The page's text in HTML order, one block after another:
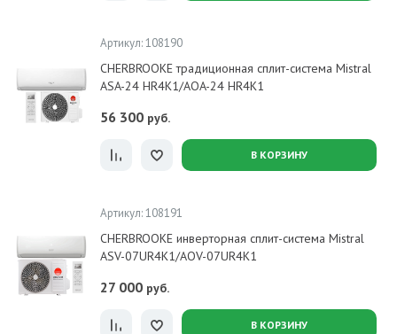
Артикул: 108190
CHERBROOKE традиционная сплит-система Mistral
ASA-24 HR4K1/AOA-24 HR4K1
56 300 руб.
В КОРЗИНУ
Артикул: 108191
CHERBROOKE инверторная сплит-система Mistral
ASV-07UR4K1/AOV-07UR4K1
27 000 руб.
В КОРЗИНУ